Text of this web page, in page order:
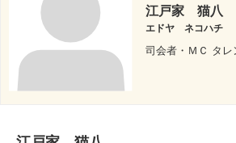
江戸家 猫八
エドヤ ネコハチ
司会者・ＭＣ タ